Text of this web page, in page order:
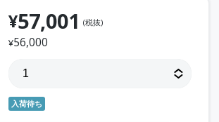
¥57,001 (税抜)
¥56,000
入荷待ち